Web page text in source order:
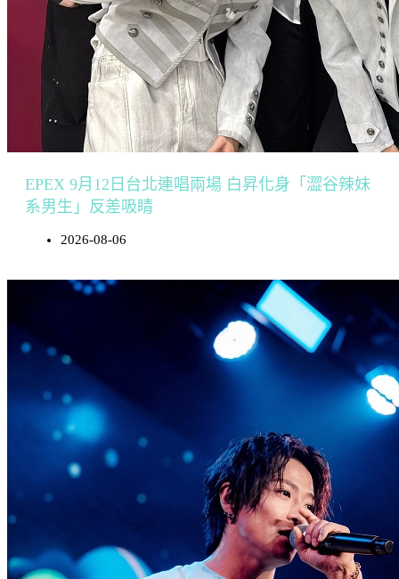
EPEX 9月12日台北連唱兩場 白昇化身「澀谷辣妹
系男生」反差吸睛
2026-08-06